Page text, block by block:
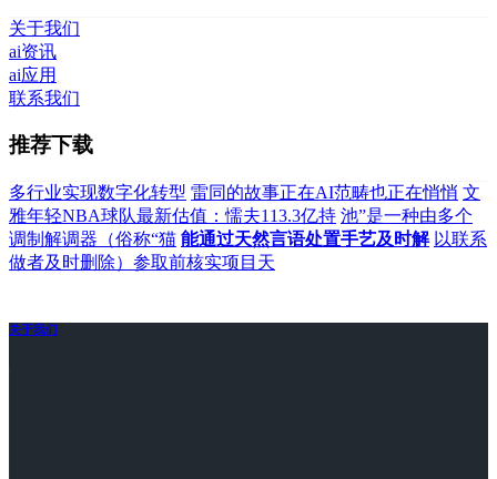
关于我们
ai资讯
ai应用
联系我们
推荐下载
多行业实现数字化转型 雷同的故事正在AI范畴也正在悄悄 文
雅年轻NBA球队最新估值：懦夫113.3亿持 池”是一种由多个
调制解调器（俗称“猫 能通过天然言语处置手艺及时解 以联系
做者及时删除）参取前核实项目天
关于我们